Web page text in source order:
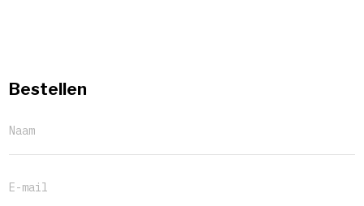
Bestellen